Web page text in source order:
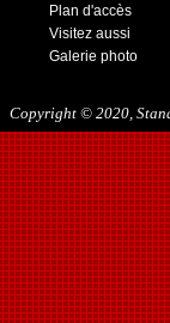
Plan d'accès
Visitez aussi
Galerie photo
Copyright © 2020,